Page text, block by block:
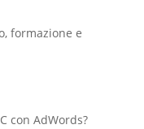
formazione e
con AdWords?